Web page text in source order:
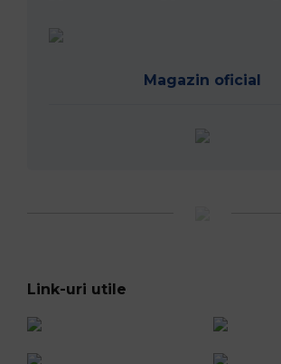
Magazin oficial
Link-uri utile